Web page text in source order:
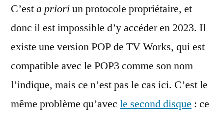
C’esta prioriun protocole propriétaire, et
donc il est impossible d’y accéder en 2023. Il
existe une version POP de TV Works, qui est
compatible avec le POP3 comme son nom
l’indique, mais ce n’est pas le cas ici. C’est le
même problème qu’avec le second disque : ce